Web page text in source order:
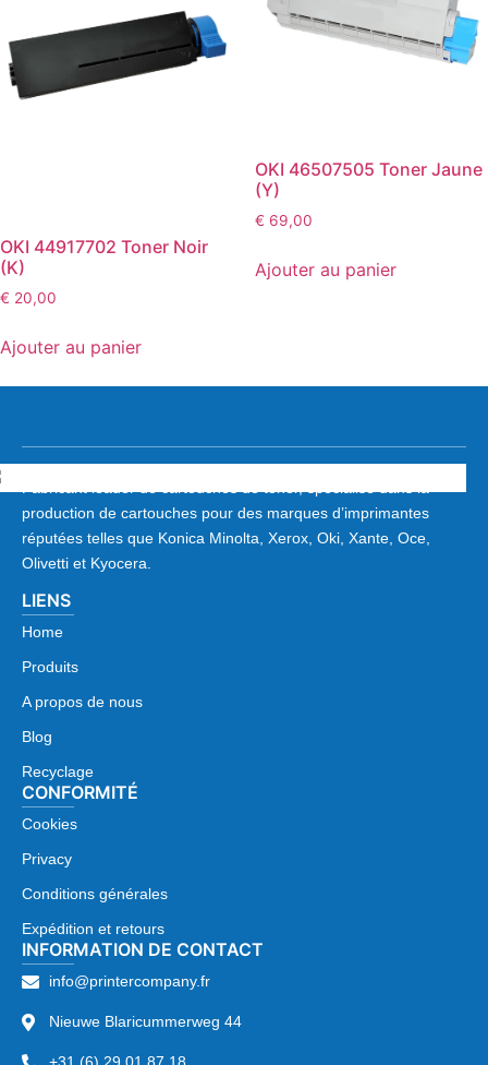
OKI 44917702 Toner Noir
(K)
€ 20,00
Ajouter au panier
OKI 46507505 Toner Jaune
(Y)
€ 69,00
Ajouter au panier
production de cartouches pour des marques d’imprimantes
réputées telles que Konica Minolta, Xerox, Oki, Xante, Oce,
Olivetti et Kyocera.
LIENS
Home
Produits
A propos de nous
Blog
Recyclage
CONFORMITÉ
Cookies
Privacy
Conditions générales
Expédition et retours
INFORMATION DE CONTACT
info@printercompany.fr
Nieuwe Blaricummerweg 44